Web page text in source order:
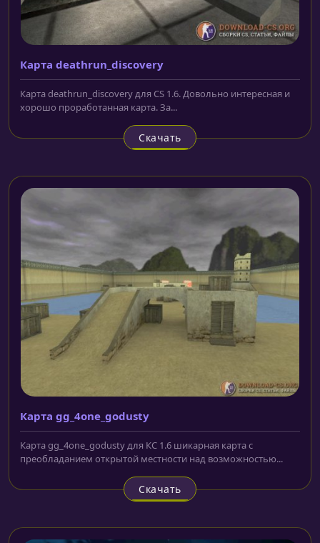
Карта deathrun_discovery
Карта deathrun_discovery для CS 1.6. Довольно интересная и
хорошо проработанная карта. За...
Скачать
Карта gg_4one_godusty
Карта gg_4one_godusty для КС 1.6 шикарная карта с
преобладанием открытой местности над возможностью...
Скачать